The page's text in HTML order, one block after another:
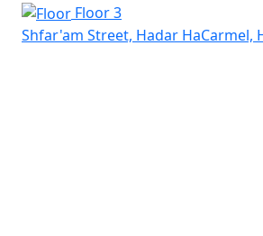
Floor 3
Shfar'am Street, Hadar HaCarmel,